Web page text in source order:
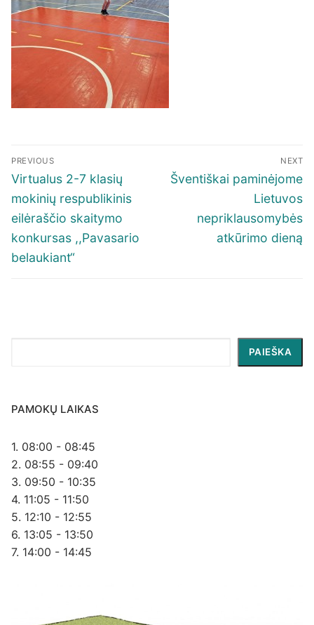
Navigacija
tarp
įrašų
PREVIOUS
Previous
post:
Virtualus 2-7 klasių
mokinių respublikinis
eilėraščio skaitymo
konkursas ,,Pavasario
belaukiant“
NEXT
Next
Šventiškai paminėjome
Lietuvos
nepriklausomybės
atkūrimo dieną
PAIEŠKA
PAMOKŲ LAIKAS
1. 08:00 - 08:45
2. 08:55 - 09:40
3. 09:50 - 10:35
4. 11:05 - 11:50
5. 12:10 - 12:55
6. 13:05 - 13:50
7. 14:00 - 14:45